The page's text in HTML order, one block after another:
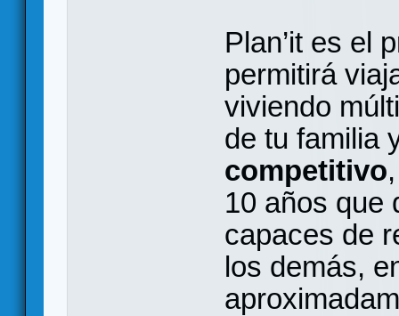
Plan’it es el
permitirá
viviendo
de tu familia
competitivo
10 años que
capaces de
los demás,